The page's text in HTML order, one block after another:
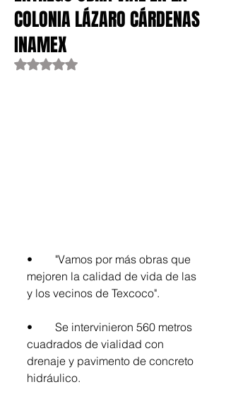
COLONIA LÁZARO CÁRDENAS
INAMEX
Obtuvo NaN de 5 estrellas.
•	"Vamos por más obras que
mejoren la calidad de vida de las
y los vecinos de Texcoco".
•	Se intervinieron 560 metros
cuadrados de vialidad con
drenaje y pavimento de concreto
hidráulico.